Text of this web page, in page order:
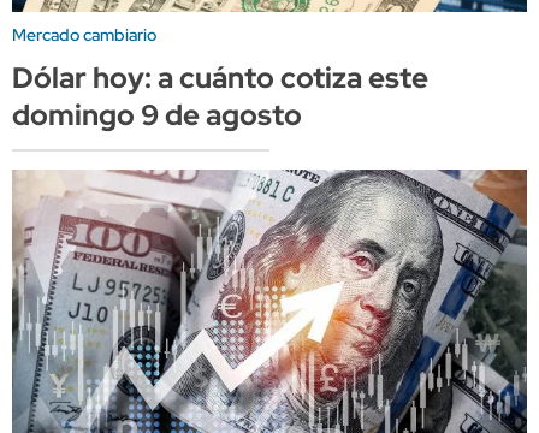
Mercado cambiario
Dólar hoy: a cuánto cotiza este
domingo 9 de agosto